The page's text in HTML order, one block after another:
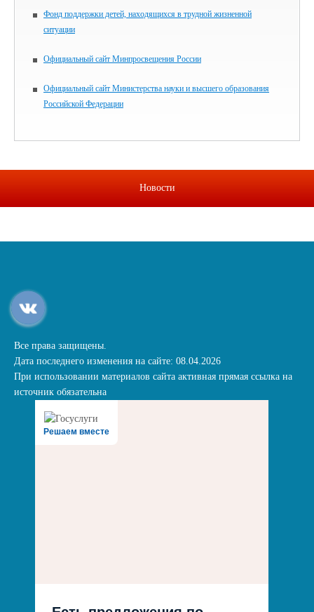
Фонд поддержки детей, находящихся в трудной жизненной
ситуации
Официальный сайт Минпросвещения России
Официальный сайт Министерства науки и высшего образования
Российской Федерации
Новости
Все права защищены.
Дата последнего изменения на сайте: 08.04.2026
При использовании материалов сайта активная прямая ссылка на
источник обязательна
Решаем вместе